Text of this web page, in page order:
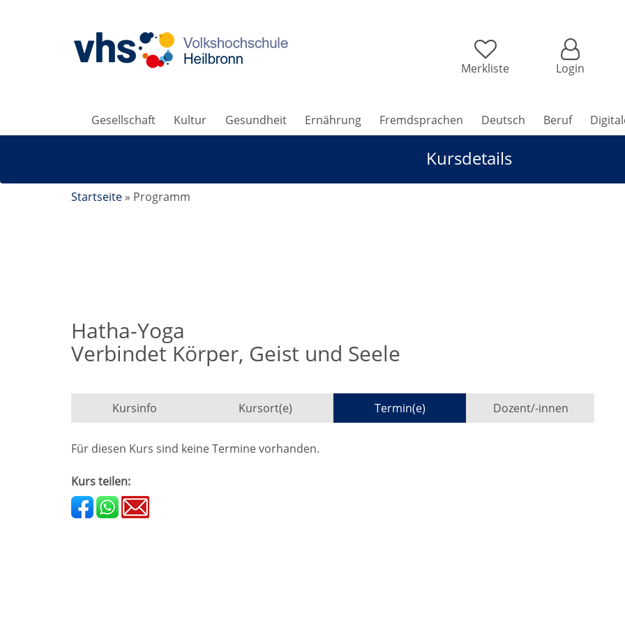
Merkliste Login
Gesellschaft Kultur Gesundheit Ernährung Fremdsprachen Deutsch Beruf
Kursdetails
Startseite » Programm
Hatha-Yoga
Verbindet Körper, Geist und Seele
Kursinfo Kursort(e) Termin(e) Dozent/-innen
Für diesen Kurs sind keine Termine vorhanden.
Kurs teilen: